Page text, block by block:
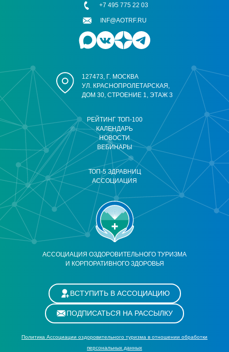
АССОЦИАЦИЯ ОЗДОРОВИТЕЛЬНОГО ТУРИЗМА
И КОРПОРАТИВНОГО ЗДОРОВЬЯ
РЕЙТИНГ ТОП-100
КАЛЕНДАРЬ
НОВОСТИ
ВЕБИНАРЫ
ТОП-5 ЗДРАВНИЦ
АССОЦИАЦИЯ
127473, Г. МОСКВА
УЛ. КРАСНОПРОЛЕТАРСКАЯ,
ДОМ 30, СТРОЕНИЕ 1, ЭТАЖ 3
+7 495 775 22 03
INF@AOTRF.RU
ВСТУПИТЬ В АССОЦИАЦИЮ
ПОДПИСАТЬСЯ НА РАССЫЛКУ
Политика Ассоциации оздоровительного туризма в отношении обработки
персональных данных